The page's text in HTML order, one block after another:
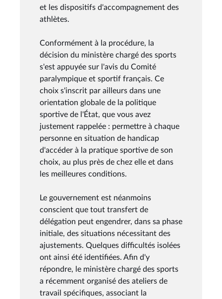
et les dispositifs d'accompagnement des
athlètes.
Conformément à la procédure, la
décision du ministère chargé des sports
s'est appuyée sur l'avis du Comité
paralympique et sportif français. Ce
choix s'inscrit par ailleurs dans une
orientation globale de la politique
sportive de l'État, que vous avez
justement rappelée : permettre à chaque
personne en situation de handicap
d'accéder à la pratique sportive de son
choix, au plus près de chez elle et dans
les meilleures conditions.
Le gouvernement est néanmoins
conscient que tout transfert de
délégation peut engendrer, dans sa phase
initiale, des situations nécessitant des
ajustements. Quelques difficultés isolées
ont ainsi été identifiées. Afin d'y
répondre, le ministère chargé des sports
a récemment organisé des ateliers de
travail spécifiques, associant la